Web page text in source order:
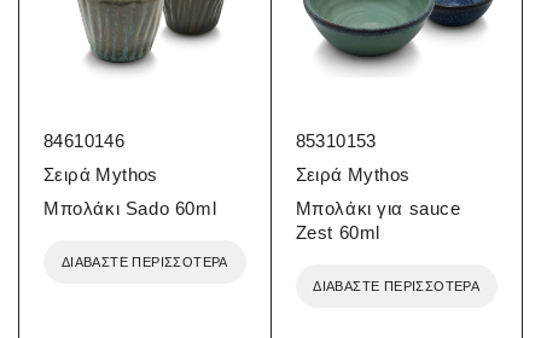
84610146
Σειρά Mythos
Μπολάκι Sado 60ml
ΔΙΑΒΆΣΤΕ ΠΕΡΙΣΣΌΤΕΡΑ
85310153
Σειρά Mythos
Μπολάκι για sauce
Zest 60ml
ΔΙΑΒΆΣΤΕ ΠΕΡΙΣΣΌΤΕΡΑ